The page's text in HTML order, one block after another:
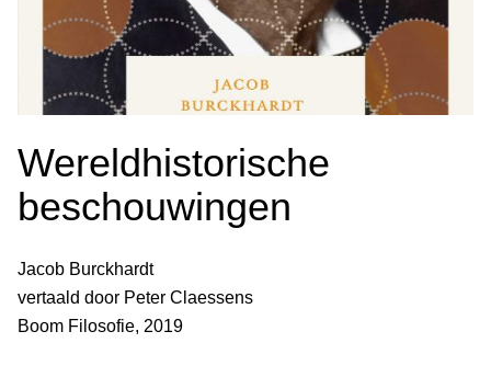
Wereldhistorische
beschouwingen
Jacob Burckhardt
vertaald door Peter Claessens
Boom Filosofie, 2019